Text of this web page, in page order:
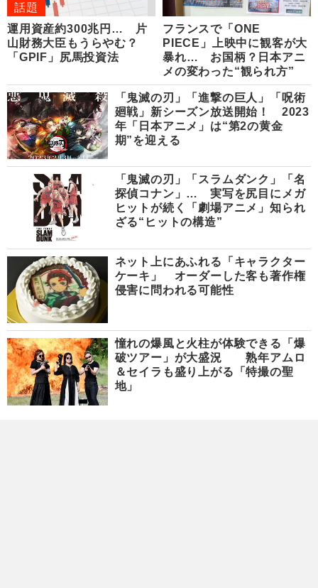
話題
運用資産約300兆円… 片
山財務大臣もうらやむ？
「GPIF」尻馬投資法
フランスで「ONE
PIECE」上映中に観客が大
暴れ… お国柄？日本アニ
メの変わった“観られ方”
「鬼滅の刃」「進撃の巨人」「呪術
廻戦」新シーズン放送開始！ 2023
年「日本アニメ」は“第2の黄金
期”を迎える
「鬼滅の刃」「スラムダンク」「名
探偵コナン」… 実写を尻目にメガ
ヒットが続く「劇場アニメ」知られ
ざる“ヒットの構造”
ネット上にあふれる「キャラクター
ケーキ」 オーダーした客も著作権
侵害に問われる可能性
憧れの爆風と火柱が体験できる「爆
破ツアー」が大盛況 熟年アムロ
＆セイラも盛り上がる「特撮の聖
地」